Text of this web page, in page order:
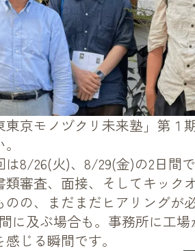
東京モノヅクリ未来塾」第
は8/26(火)、8/29(金)の2日間
類審査、面接、そしてキック
のの、まだまだヒアリングが
に及ぶ場合も。事務所に工
感じる瞬間です。